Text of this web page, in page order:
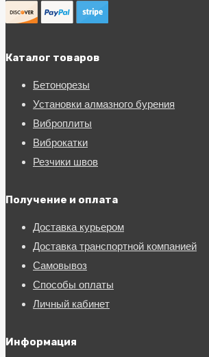
Каталог товаров
Бетонорезы
Установки алмазного бурения
Виброплиты
Виброкатки
Резчики швов
Получение и оплата
Доставка курьером
Доставка транспортной компанией
Самовывоз
Способы оплаты
Личный кабинет
Информация